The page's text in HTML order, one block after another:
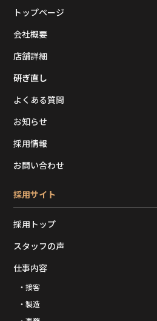
トップページ
会社概要
店舗詳細
研ぎ直し
よくある質問
お知らせ
採用情報
お問い合わせ
採用サイト
採用トップ
スタッフの声
仕事内容
・接客
・製造